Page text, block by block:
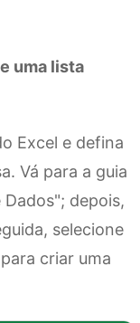
uma lista
Excel e defina
Vá para a guia
depois,
selecione
criar uma